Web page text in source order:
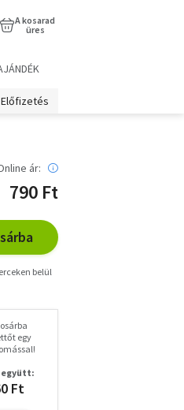
A kosarad
üres
Előfizetés
ár:
790 Ft
belül
egy
Ft